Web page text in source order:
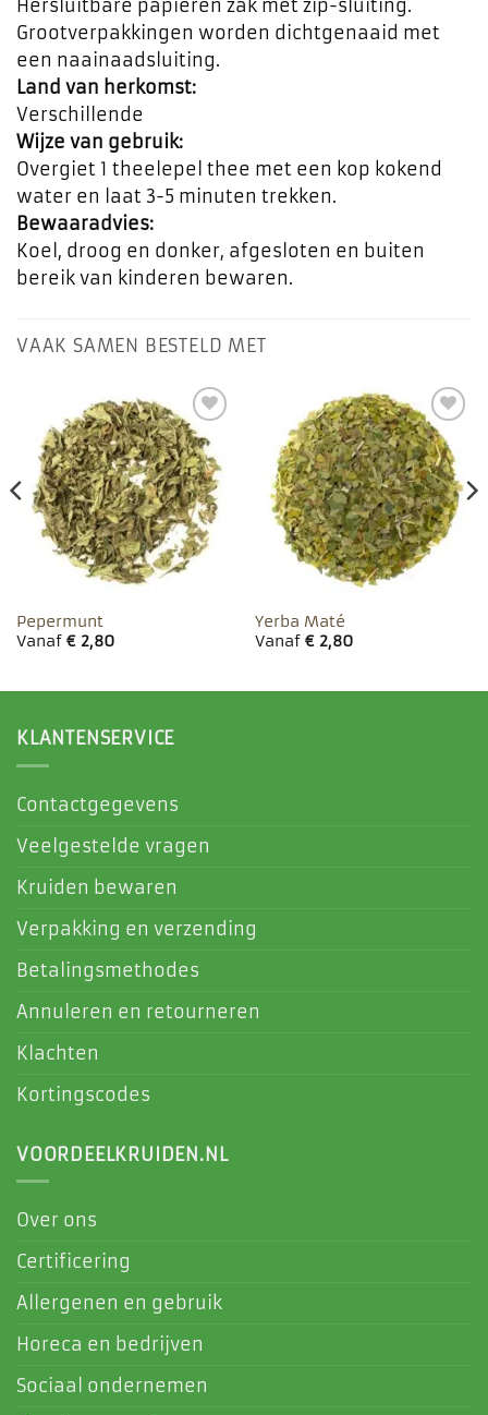
Hersluitbare papieren zak met zip-sluiting.
Grootverpakkingen worden dichtgenaaid met
een naainaadsluiting.
Land van herkomst:
Verschillende
Wijze van gebruik:
Overgiet 1 theelepel thee met een kop kokend
water en laat 3-5 minuten trekken.
Bewaaradvies:
Koel, droog en donker, afgesloten en buiten
bereik van kinderen bewaren.
VAAK SAMEN BESTELD MET
Toevoegen
aan
favorieten
Pepermunt
Vanaf €2,80
Toevoegen
aan
favorieten
Yerba Maté
Vanaf €2,80
KLANTENSERVICE
Contactgegevens
Veelgestelde vragen
Kruiden bewaren
Verpakking en verzending
Betalingsmethodes
Annuleren en retourneren
Klachten
Kortingscodes
VOORDEELKRUIDEN.NL
Over ons
Certificering
Allergenen en gebruik
Horeca en bedrijven
Sociaal ondernemen